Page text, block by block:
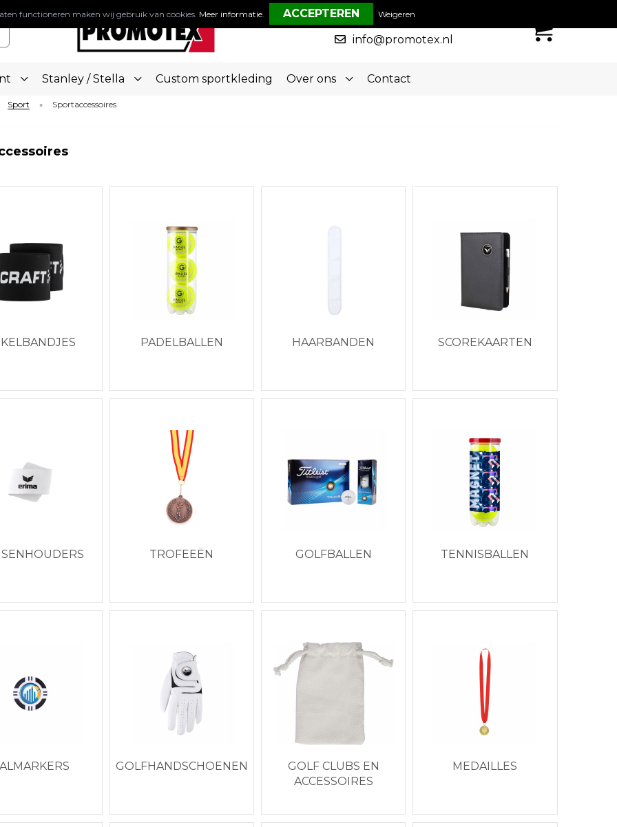
050-5773636
info@promotex.nl
Stanley / Stella Custom sportkleding Over ons Contact
Sport » Sportaccessoires
PADELBALLEN HAARBANDEN SCOREKAARTEN
TROFEEËN GOLFBALLEN TENNISBALLEN
GOLFHANDSCHOENEN
GOLF CLUBS EN
ACCESSOIRES
MEDAILLES
functioneren maken wij gebruik van cookies. Meer informatie. Weigeren